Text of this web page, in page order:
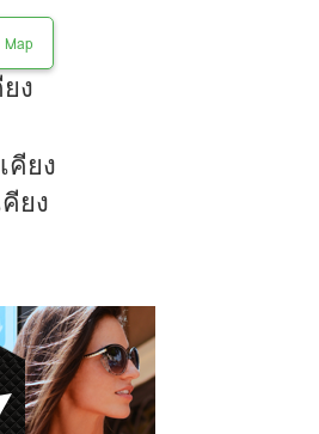
ง
คียง
ยง